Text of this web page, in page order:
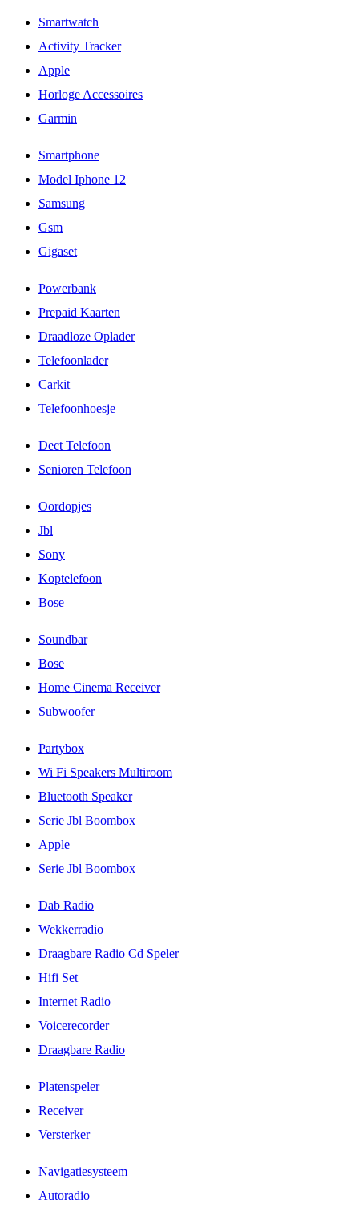
Smartwatch
Activity Tracker
Apple
Horloge Accessoires
Garmin
Smartphone
Model Iphone 12
Samsung
Gsm
Gigaset
Powerbank
Prepaid Kaarten
Draadloze Oplader
Telefoonlader
Carkit
Telefoonhoesje
Dect Telefoon
Senioren Telefoon
Oordopjes
Jbl
Sony
Koptelefoon
Bose
Soundbar
Bose
Home Cinema Receiver
Subwoofer
Partybox
Wi Fi Speakers Multiroom
Bluetooth Speaker
Serie Jbl Boombox
Apple
Serie Jbl Boombox
Dab Radio
Wekkerradio
Draagbare Radio Cd Speler
Hifi Set
Internet Radio
Voicerecorder
Draagbare Radio
Platenspeler
Receiver
Versterker
Navigatiesysteem
Autoradio